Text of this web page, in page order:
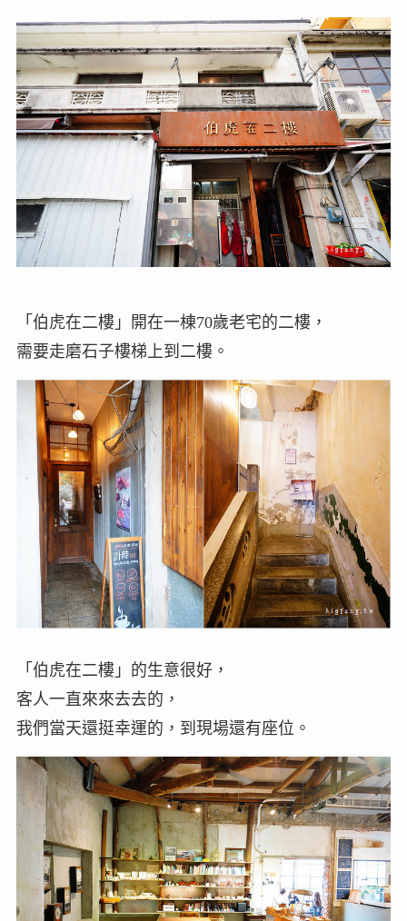
「伯虎在二樓」開在一棟70歲老宅的二樓，
需要走磨石子樓梯上到二樓。
「伯虎在二樓」的生意很好，
客人一直來來去去的，
我們當天還挺幸運的，到現場還有座位。